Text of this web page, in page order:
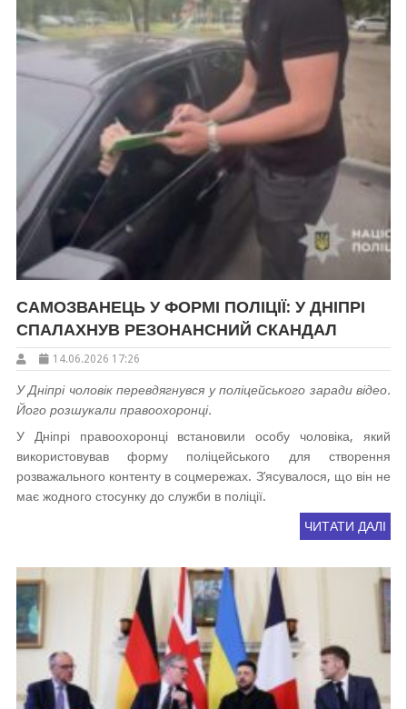
САМОЗВАНЕЦЬ У ФОРМІ ПОЛІЦІЇ: У ДНІПРІ
СПАЛАХНУВ РЕЗОНАНСНИЙ СКАНДАЛ
14.06.2026 17:26
У Дніпрі чоловік перевдягнувся у поліцейського заради відео.
Його розшукали правоохоронці.
У Дніпрі правоохоронці встановили особу чоловіка, який
використовував форму поліцейського для створення
розважального контенту в соцмережах. З’ясувалося, що він не
має жодного стосунку до служби в поліції.
ЧИТАТИ ДАЛІ